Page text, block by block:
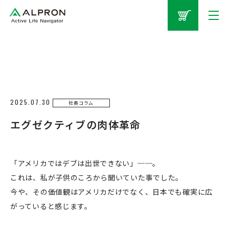
2025.07.30 社長コラム
エグゼクティブの肉体革命
「アメリカではデブは出世できない」──。
これは、私が子供のころから聞いていた事でした。
今や、その価値観はアメリカだけでなく、日本でも確実に広
がっていると感じます。